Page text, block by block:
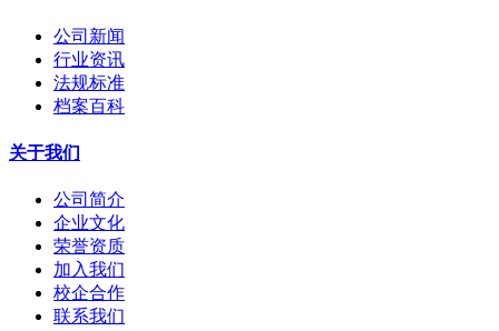
公司新闻
行业资讯
法规标准
档案百科
关于我们
公司简介
企业文化
荣誉资质
加入我们
校企合作
联系我们